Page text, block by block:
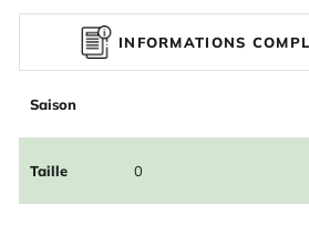
INFORMATIONS
Saison
Taille 0